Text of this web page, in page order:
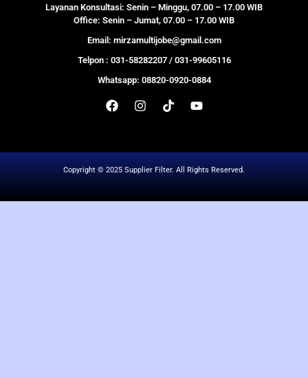
Layanan Konsultasi: Senin – Minggu, 07.00 – 17.00 WIB
Office: Senin – Jumat, 07.00 – 17.00 WIB
Email: mirzamultijobe@gmail.com
Telpon : 031-58282207 / 031-99605116
Whatsapp: 08820-0920-0884
Copyright © 2025 Supplier Filter. All Rights Reserved.